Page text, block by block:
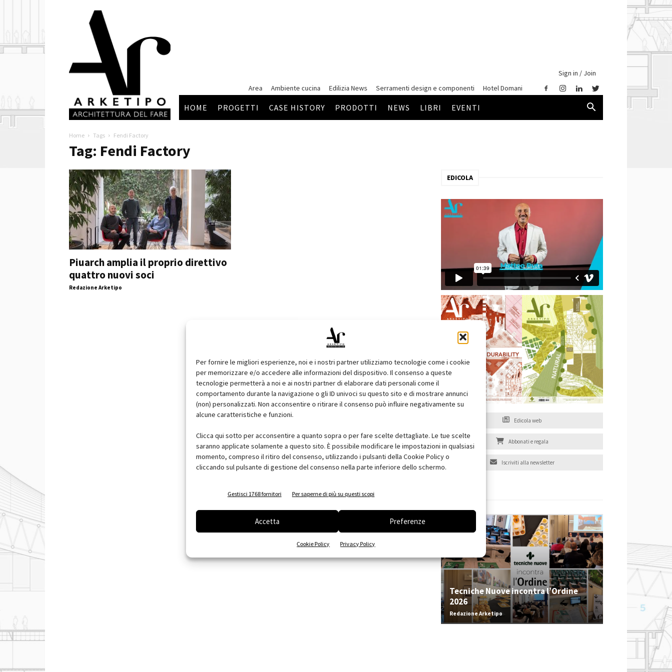
Per fornire le migliori esperienze, noi e i nostri partner utilizziamo tecnologie come i cookie
per memorizzare e/o accedere alle informazioni del dispositivo. Il consenso a queste
tecnologie permetterà a noi e ai nostri partner di elaborare dati personali come il
comportamento durante la navigazione o gli ID univoci su questo sito e di mostrare annunci
(non) personalizzati. Non acconsentire o ritirare il consenso può influire negativamente su
alcune caratteristiche e funzioni.
Clicca qui sotto per acconsentire a quanto sopra o per fare scelte dettagliate. Le tue scelte
saranno applicate solamente a questo sito. È possibile modificare le impostazioni in qualsiasi
momento, compreso il ritiro del consenso, utilizzando i pulsanti della Cookie Policy o
cliccando sul pulsante di gestione del consenso nella parte inferiore dello schermo.
Gestisci 1768 fornitori Per saperne di più su questi scopi
Accetta Preferenze
Cookie Policy Privacy Policy
Arketipo
Sign in / Join
Area
Ambiente cucina Edilizia News Serramenti design e componenti Hotel Domani
HOME PROGETTI CASE HISTORY PRODOTTI NEWS LIBRI EVENTI
Home Tags Fendi Factory
Tag: Fendi Factory
Piuarch amplia il proprio direttivo
quattro nuovi soci
Redazione Arketipo
EDICOLA
Edicola web
Abbonati e regala
Iscriviti alla newsletter
Tecniche Nuove incontra l’Ordine
2026
Redazione Arketipo